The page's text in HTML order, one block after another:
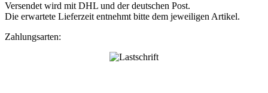
Versendet wird mit DHL und der deutschen Post.
Die erwartete Lieferzeit entnehmt bitte dem jeweiligen Artikel.
Zahlungsarten: